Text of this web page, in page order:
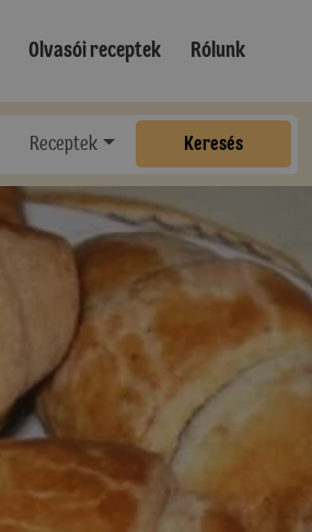
Olvasói receptek Rólunk
Receptek Keresés